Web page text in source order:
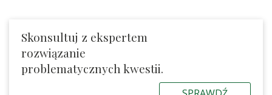
Skonsultuj z ekspertem
rozwiązanie
problematycznych kwestii.